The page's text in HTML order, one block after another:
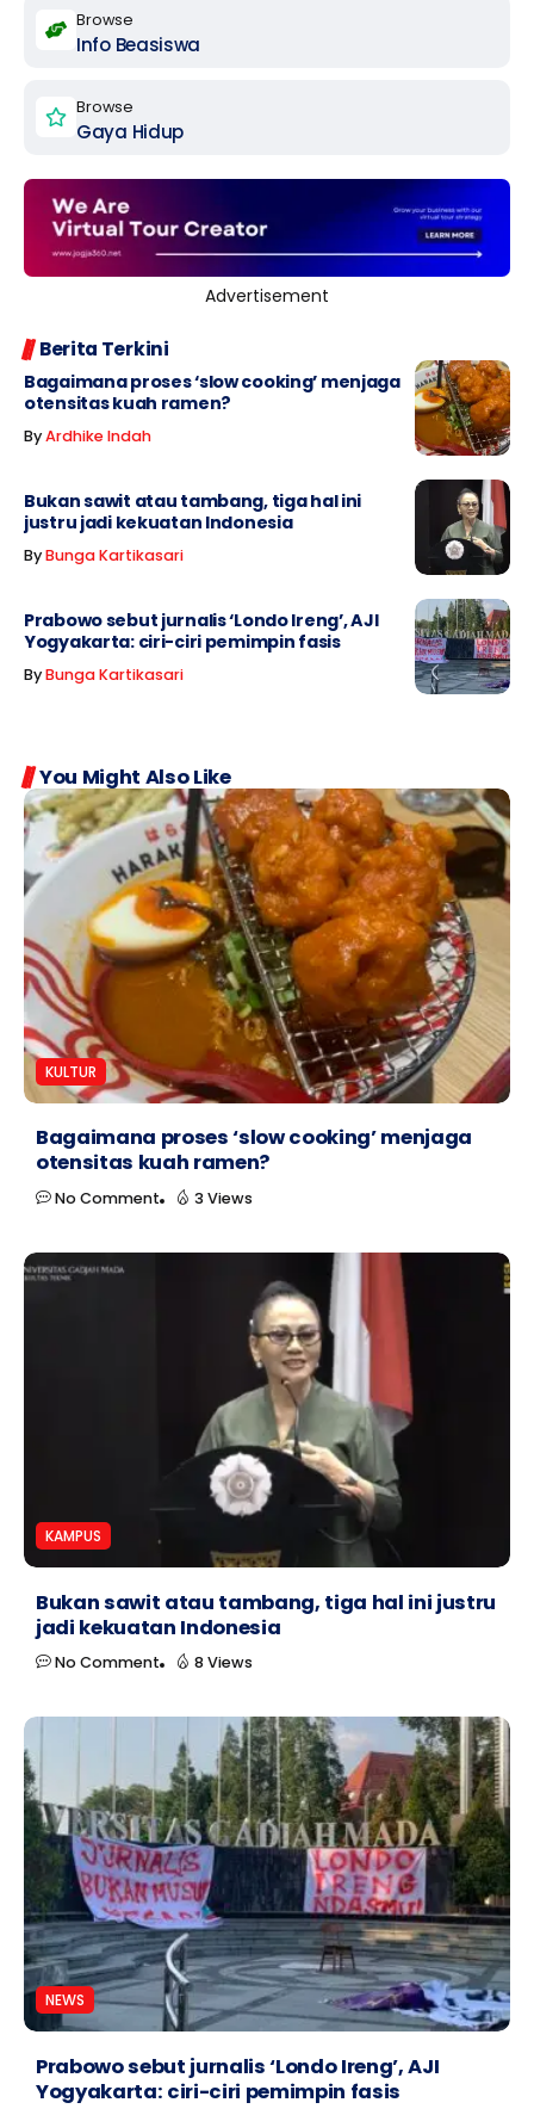
Browse
Info Beasiswa
Browse
Gaya Hidup
Advertisement
Berita Terkini
Bagaimana proses ‘slow cooking’ menjaga
otensitas kuah ramen?
ByArdhike Indah
Bukan sawit atau tambang, tiga hal ini
justru jadi kekuatan Indonesia
ByBunga Kartikasari
Prabowo sebut jurnalis ‘Londo Ireng’, AJI
Yogyakarta: ciri-ciri pemimpin fasis
ByBunga Kartikasari
You Might Also Like
KULTUR
Bagaimana proses ‘slow cooking’ menjaga
otensitas kuah ramen?
No Comment 3 Views
KAMPUS
Bukan sawit atau tambang, tiga hal ini justru
jadi kekuatan Indonesia
No Comment 8 Views
NEWS
Prabowo sebut jurnalis ‘Londo Ireng’, AJI
Yogyakarta: ciri-ciri pemimpin fasis